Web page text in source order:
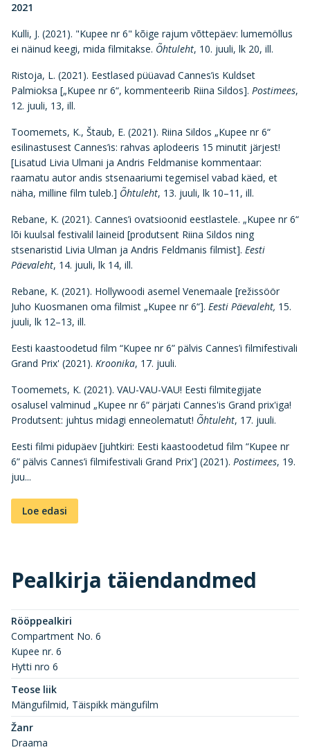
2021
Kulli, J. (2021). "Kupee nr 6" kõige rajum võttepäev: lumemöllus
ei näinud keegi, mida filmitakse. Õhtuleht, 10. juuli, lk 20, ill.
Ristoja, L. (2021). Eestlased püüavad Cannes’is Kuldset
Palmioksa [„Kupee nr 6“, kommenteerib Riina Sildos]. Postimees,
12. juuli, 13, ill.
Toomemets, K., Štaub, E. (2021). Riina Sildos „Kupee nr 6“
esilinastusest Cannes’is: rahvas aplodeeris 15 minutit järjest!
[Lisatud Livia Ulmani ja Andris Feldmanise kommentaar:
raamatu autor andis stsenaariumi tegemisel vabad käed, et
näha, milline film tuleb.] Õhtuleht, 13. juuli, lk 10–11, ill.
Rebane, K. (2021). Cannes’i ovatsioonid eestlastele. „Kupee nr 6“
lõi kuulsal festivalil laineid [produtsent Riina Sildos ning
stsenaristid Livia Ulman ja Andris Feldmanis filmist]. Eesti
Päevaleht, 14. juuli, lk 14, ill.
Rebane, K. (2021). Hollywoodi asemel Venemaale [režissöör
Juho Kuosmanen oma filmist „Kupee nr 6“]. Eesti Päevaleht, 15.
juuli, lk 12–13, ill.
Eesti kaastoodetud film “Kupee nr 6” pälvis Cannes’i filmifestivali
Grand Prix' (2021). Kroonika, 17. juuli.
Toomemets, K. (2021). VAU-VAU-VAU! Eesti filmitegijate
osalusel valminud „Kupee nr 6“ pärjati Cannes'is Grand prix'iga!
Produtsent: juhtus midagi enneolematut! Õhtuleht, 17. juuli.
Eesti filmi pidupäev [juhtkiri: Eesti kaastoodetud film “Kupee nr
6” pälvis Cannes’i filmifestivali Grand Prix'] (2021). Postimees, 19.
juu...
Loe edasi
Pealkirja täiendandmed
Rööppealkiri
Compartment No. 6
Kupee nr. 6
Hytti nro 6
Teose liik
Mängufilmid, Täispikk mängufilm
Žanr
Draama